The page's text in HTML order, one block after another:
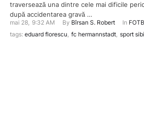
traversează una dintre cele mai dificile
după accidentarea gravă …
mai 28, 9:32 AM By Bîrsan S. Robert In
tags: eduard florescu, fc hermannstadt, sport